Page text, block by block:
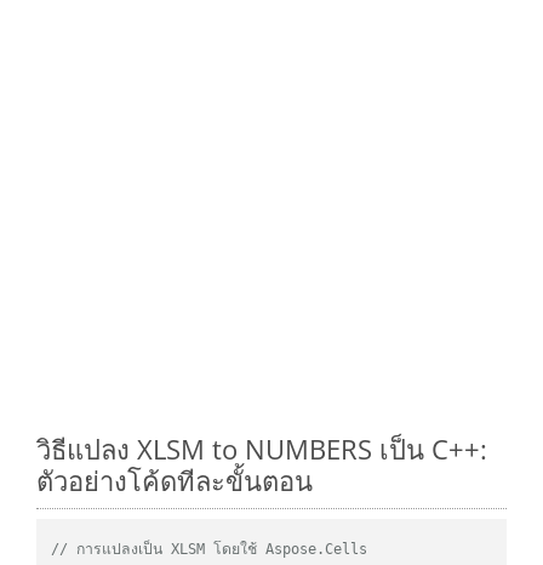
วิธีแปลง XLSM to NUMBERS เป็น C++:
ตัวอย่างโค้ดทีละขั้นตอน
// การแปลงเป็น XLSM โดยใช้ Aspose.Cells